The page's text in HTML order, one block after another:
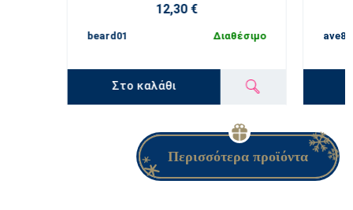
12,30 €
beard01 Διαθέσιμο
Στο καλάθι
ave83
Περισσότερα προϊόντα